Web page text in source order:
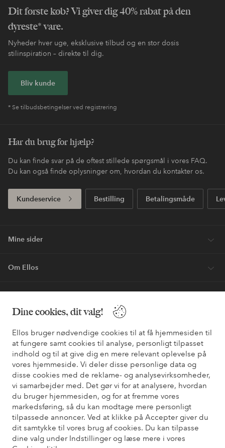
Dine cookies, dit valg!
Ellos bruger nødvendige cookies til at få hjemmesiden til
at fungere samt cookies til analyse, personligt tilpasset
indhold og til at give dig en mere relevant oplevelse på
vores hjemmeside. Vi deler disse personlige data og
disse cookies med de reklame- og analysevirksomheder,
vi samarbejder med. Det gør vi for at analysere, hvordan
du bruger hjemmesiden, og for at fremme vores
markedsføring, så du kan modtage mere personligt
tilpassede annoncer. Ved at klikke på Accepter giver du
dit samtykke til vores brug af cookies. Du kan tilpasse
dine valg under Indstillinger og læse mere i vores
Dit første køb? Vi giver dig 40% rabat på den
dyreste* vare.
Nyheder hver uge, eksklusive tilbud og en stor dosis
stilinspiration – direkte til dig.
Bliv kunde
* Se tilbudsbetingelser ved registrering
Har du brug for hjælp?
Du kan finde svar på de oftest stillede spørgsmål i vores FAQ.
Du kan også finde oplysninger om, hvordan du kontakter os.
Kundeservice Bestilling Betalingsmåde
Mine sider
Om Ellos
Venner
Sikre betalinger - betal nu eller del op
Vil du vide mere om vores betalingsmuligheder?
elpy elpy